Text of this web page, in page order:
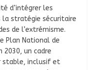
d’intégrer les
la stratégie sécuritaire
de l’extrémisme.
Plan National de
2030, un cadre
stable, inclusif et